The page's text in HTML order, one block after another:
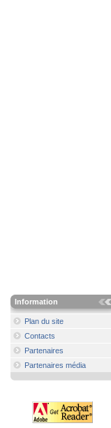
Information
Plan du site
Contacts
Partenaires
Partenaires média